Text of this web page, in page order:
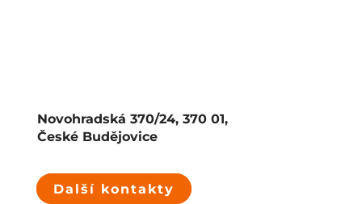
Novohradská 370/24, 370 01,
České Budějovice
Další kontakty